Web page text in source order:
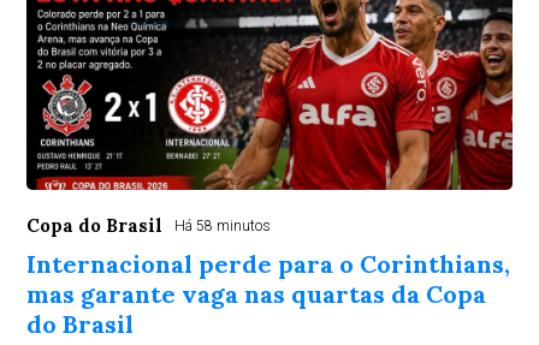
Copa do Brasil Há 58 minutos
Internacional perde para o Corinthians,
mas garante vaga nas quartas da Copa
do Brasil